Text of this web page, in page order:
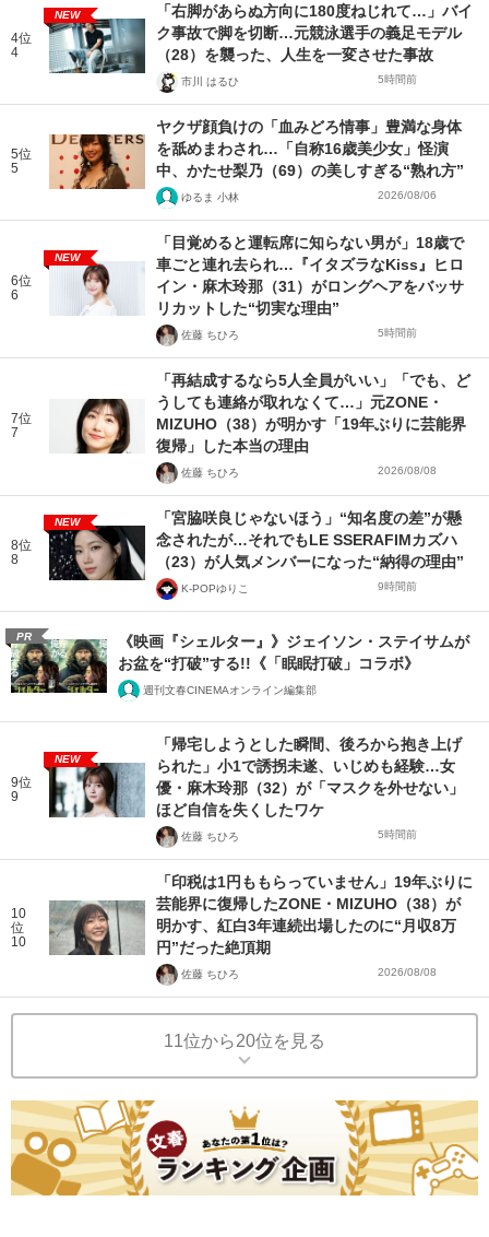
4位
4
NEW
「右脚があらぬ方向に180度ねじれて…」バイ
ク事故で脚を切断…元競泳選手の義足モデル
（28）を襲った、人生を一変させた事故
市川 はるひ 5時間前
5位
5
ヤクザ顔負けの「血みどろ情事」豊満な身体
を舐めまわされ…「自称16歳美少女」怪演
中、かたせ梨乃（69）の美しすぎる“熟れ方”
ゆるま 小林 2026/08/06
6位
6
NEW
「目覚めると運転席に知らない男が」18歳で
車ごと連れ去られ…『イタズラなKiss』ヒロ
イン・麻木玲那（31）がロングヘアをバッサ
リカットした“切実な理由”
佐藤 ちひろ 5時間前
7位
7
「再結成するなら5人全員がいい」「でも、ど
うしても連絡が取れなくて…」元ZONE・
MIZUHO（38）が明かす「19年ぶりに芸能界
復帰」した本当の理由
佐藤 ちひろ 2026/08/08
8位
8
NEW
「宮脇咲良じゃないほう」“知名度の差”が懸
念されたが…それでもLE SSERAFIMカズハ
（23）が人気メンバーになった“納得の理由”
K-POPゆりこ 9時間前
PR
《映画『シェルター』》ジェイソン・ステイサムが
お盆を“打破”する!!《「眠眠打破」コラボ》
週刊文春CINEMAオンライン編集部
9位
9
NEW
「帰宅しようとした瞬間、後ろから抱き上げ
られた」小1で誘拐未遂、いじめも経験…女
優・麻木玲那（32）が「マスクを外せない」
ほど自信を失くしたワケ
佐藤 ちひろ 5時間前
10
位
10
「印税は1円ももらっていません」19年ぶりに
芸能界に復帰したZONE・MIZUHO（38）が
明かす、紅白3年連続出場したのに“月収8万
円”だった絶頂期
佐藤 ちひろ 2026/08/08
11位から20位を見る